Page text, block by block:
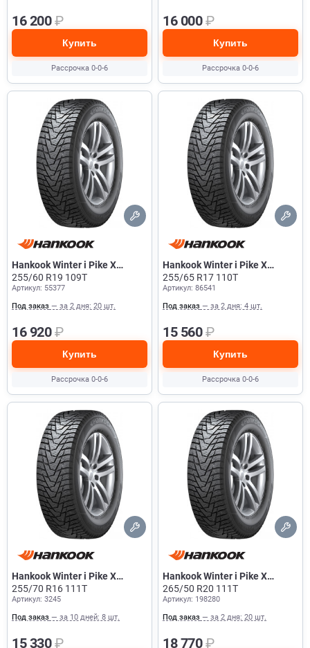
16 200₽
Купить
Рассрочка 0-0-6
16 000₽
Купить
Рассрочка 0-0-6
Hankook Winter i Pike X
W429A
255/60 R19 109T
Артикул: 55377
Под заказ — за 2 дня: 20 шт.
16 920₽
Купить
Рассрочка 0-0-6
Hankook Winter i Pike X
W429A
255/65 R17 110T
Артикул: 86541
Под заказ — за 2 дня: 4 шт.
15 560₽
Купить
Рассрочка 0-0-6
Hankook Winter i Pike X
W429A
255/70 R16 111T
Артикул: 3245
Под заказ — за 10 дней: 8 шт.
15 330₽
Hankook Winter i Pike X
W429A
265/50 R20 111T
Артикул: 198280
Под заказ — за 2 дня: 20 шт.
18 770₽